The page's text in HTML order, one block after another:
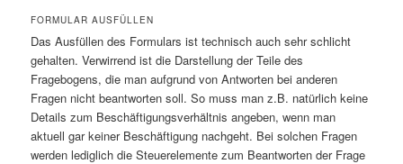
FORMULAR AUSFÜLLEN
Das Ausfüllen des Formulars ist technisch auch sehr schlicht
gehalten. Verwirrend ist die Darstellung der Teile des
Fragebogens, die man aufgrund von Antworten bei anderen
Fragen nicht beantworten soll. So muss man z.B. natürlich keine
Details zum Beschäftigungsverhältnis angeben, wenn man
aktuell gar keiner Beschäftigung nachgeht. Bei solchen Fragen
werden lediglich die Steuerelemente zum Beantworten der Frage